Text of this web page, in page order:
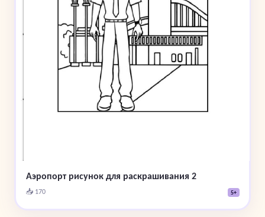
Аэропорт рисунок для раскрашивания 2
📥 170 5+